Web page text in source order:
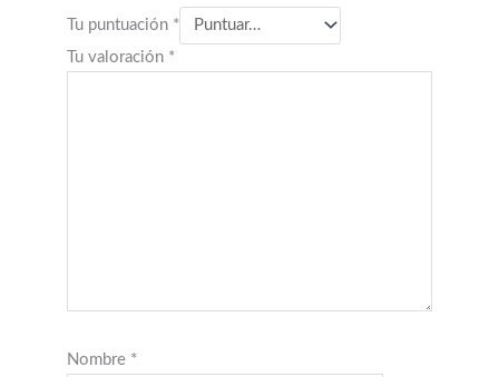
Tu puntuación *
Tu valoración *
Nombre *